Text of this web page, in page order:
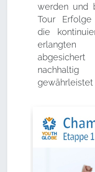
werden und
Tour
die
gewährleistet